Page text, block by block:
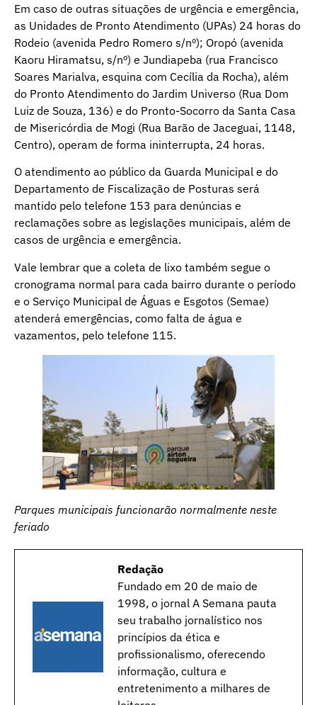
Em caso de outras situações de urgência e emergência,
as Unidades de Pronto Atendimento (UPAs) 24 horas do
Rodeio (avenida Pedro Romero s/nº); Oropó (avenida
Kaoru Hiramatsu, s/nº) e Jundiapeba (rua Francisco
Soares Marialva, esquina com Cecília da Rocha), além
do Pronto Atendimento do Jardim Universo (Rua Dom
Luiz de Souza, 136) e do Pronto-Socorro da Santa Casa
de Misericórdia de Mogi (Rua Barão de Jaceguai, 1148,
Centro), operam de forma ininterrupta, 24 horas.
O atendimento ao público da Guarda Municipal e do
Departamento de Fiscalização de Posturas será
mantido pelo telefone 153 para denúncias e
reclamações sobre as legislações municipais, além de
casos de urgência e emergência.
Vale lembrar que a coleta de lixo também segue o
cronograma normal para cada bairro durante o período
e o Serviço Municipal de Águas e Esgotos (Semae)
atenderá emergências, como falta de água e
vazamentos, pelo telefone 115.
Parques municipais funcionarão normalmente neste
feriado
Redação
Fundado em 20 de maio de
1998, o jornal A Semana pauta
seu trabalho jornalístico nos
princípios da ética e
profissionalismo, oferecendo
informação, cultura e
entretenimento a milhares de